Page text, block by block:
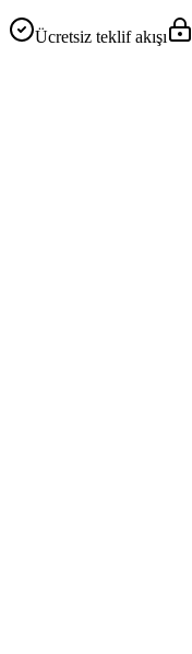
Ücretsiz teklif akışı